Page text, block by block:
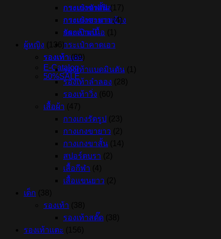
กระเป๋าดัฟเฟิล
กระเป๋าสะพายข้าง
กระเป๋าเป้
กระเป๋าคาดเอว
รองเท้าแตะ
E-Catalog
50%SALE
กางเกงขาสั้น (17)
กางเกงขายาว (4)
รัดกล้ามเนื้อ
ผู้หญิง
(136)
รองเท้า (89)
รองเท้าแบดมินตัน
รองเท้าลำลอง
รองเท้าวิ่ง
เสื้อผ้า
กางเกงรัดรูป
กางเกงขายาว
กางเกงขาสั้น
สปอร์ตบรา
เสื้อกีฬา
เสื้อแขนยาว
เด็ก
รองเท้า
รองเท้าสตั๊ด
รองเท้าแตะ